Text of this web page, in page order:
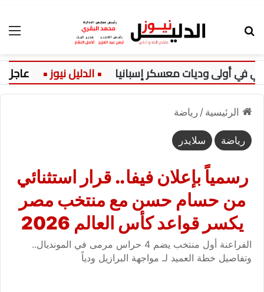
وديات معسكر إسبانيا عاجل:
الرئيسية / رياضة
رياضة سلايدر
رسمياً بإعلان فيفا.. قرار استثنائي
من حسام حسن مع منتخب مصر
يكسر قواعد كأس العالم 2026
الفراعنة أول منتخب يضم 4 حراس مرمى في المونديال..
وتفاصيل خطة العميد لـ مواجهة البرازيل ودياً